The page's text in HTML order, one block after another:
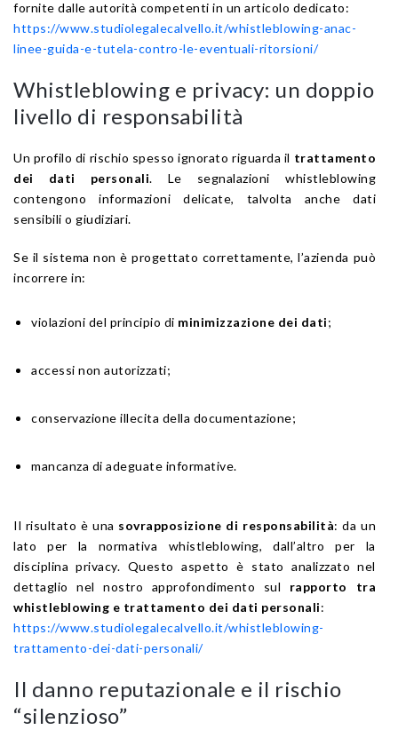
fornite dalle autorità competenti in un articolo dedicato:
https://www.studiolegalecalvello.it/whistleblowing-anac-
linee-guida-e-tutela-contro-le-eventuali-ritorsioni/
Whistleblowing e privacy: un doppio
livello di responsabilità
Un profilo di rischio spesso ignorato riguarda il trattamento
dei dati personali. Le segnalazioni whistleblowing
contengono informazioni delicate, talvolta anche dati
sensibili o giudiziari.
Se il sistema non è progettato correttamente, l’azienda può
incorrere in:
violazioni del principio di minimizzazione dei dati;
accessi non autorizzati;
conservazione illecita della documentazione;
mancanza di adeguate informative.
Il risultato è una sovrapposizione di responsabilità: da un
lato per la normativa whistleblowing, dall’altro per la
disciplina privacy. Questo aspetto è stato analizzato nel
dettaglio nel nostro approfondimento sul rapporto tra
whistleblowing e trattamento dei dati personali:
https://www.studiolegalecalvello.it/whistleblowing-
trattamento-dei-dati-personali/
Il danno reputazionale e il rischio
“silenzioso”